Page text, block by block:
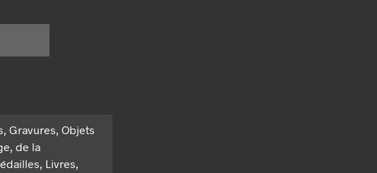
Gravures, Objets
de la
Livres,